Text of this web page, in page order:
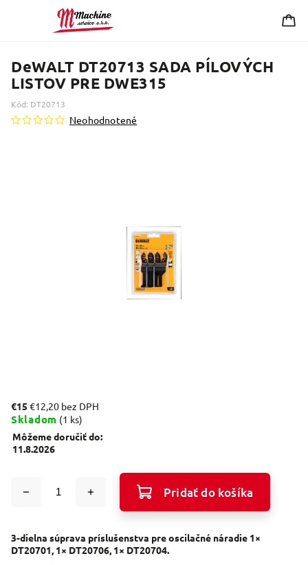
DeWALT DT20713 SADA PÍLOVÝCH
LISTOV PRE DWE315
Kód: DT20713
Neohodnotené
€15 €12,20 bez DPH
Skladom (1 ks)
Môžeme doručiť do:
11.8.2026
Pridať do košíka
3-dielna súprava príslušenstva pre oscilačné náradie 1×
DT20701, 1× DT20706, 1× DT20704.